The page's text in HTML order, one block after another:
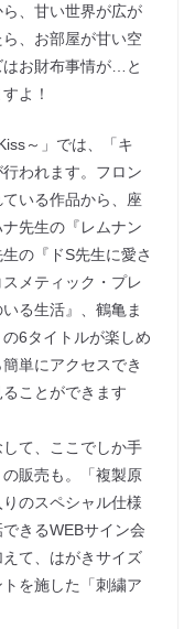
、甘い世界が広が
、お部屋が甘い空
お財布事情が…と
よ！
～」では、「キ
われます。フロン
いる作品から、座
先生の『レムナン
の『ドS先生に愛さ
メティック・プレ
る生活』、鶴亀ま
6タイトルが楽しめ
単にアクセスでき
ことができます
て、ここでしか手
販売も。「複製原
のスペシャル仕様
きるWEBサイン会
て、はがきサイズ
を施した「刺繍ア